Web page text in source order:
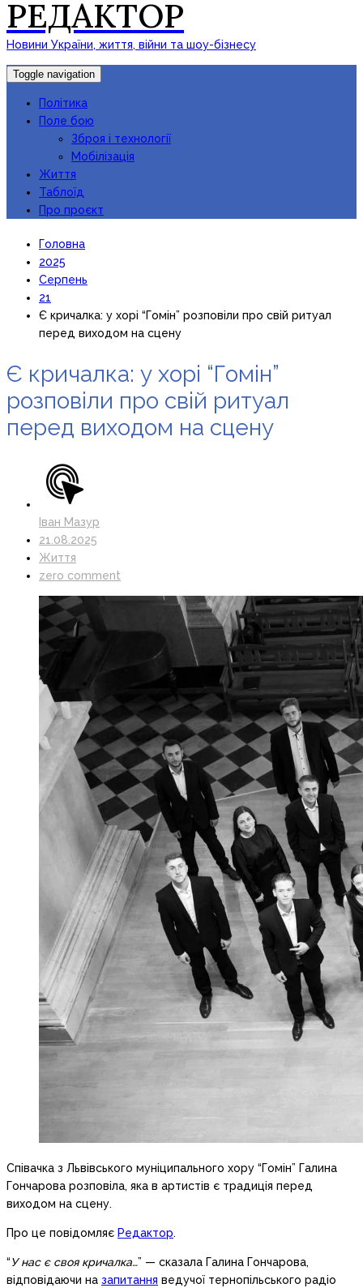
РЕДАКТОР
Новини України, життя, війни та шоу-бізнесу
Toggle navigation
Політика
Поле бою
Зброя і технології
Мобілізація
Життя
Таблоїд
Про проєкт
Головна
2025
Серпень
21
Є кричалка: у хорі “Гомін” розповіли про свій ритуал
перед виходом на сцену
Є кричалка: у хорі “Гомін”
розповіли про свій ритуал
перед виходом на сцену
Іван Мазур
21.08.2025
Життя
zero comment
Співачка з Львівського муніципального хору “Гомін” Галина
Гончарова розповіла, яка в артистів є традиція перед
виходом на сцену.
Про це повідомляє Редактор.
“У нас є своя кричалка…” — сказала Галина Гончарова,
відповідаючи на запитання ведучої тернопільського радіо